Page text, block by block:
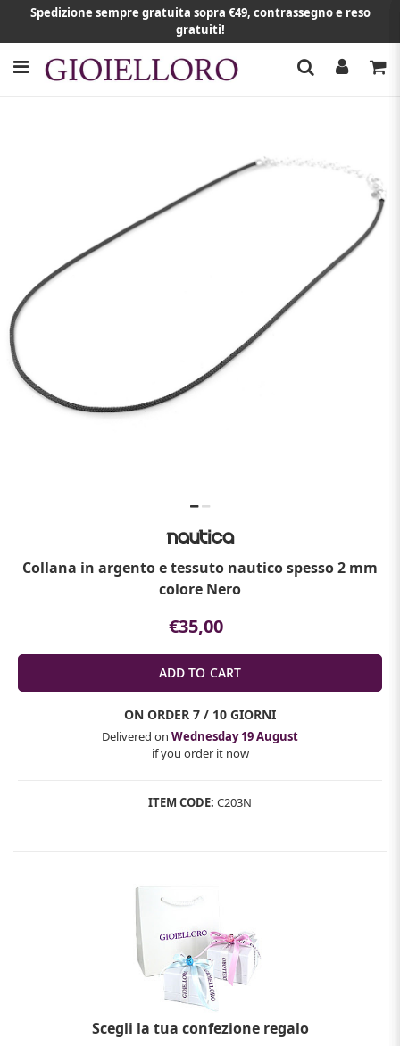
Spedizione sempre gratuita sopra €49, contrassegno e reso
gratuiti!
Collana in argento e tessuto nautico spesso 2 mm
colore Nero
€35,00
ON ORDER 7 / 10 GIORNI
Delivered on Wednesday 19 August
if you order it now
ITEM CODE: C203N
Scegli la tua confezione regalo